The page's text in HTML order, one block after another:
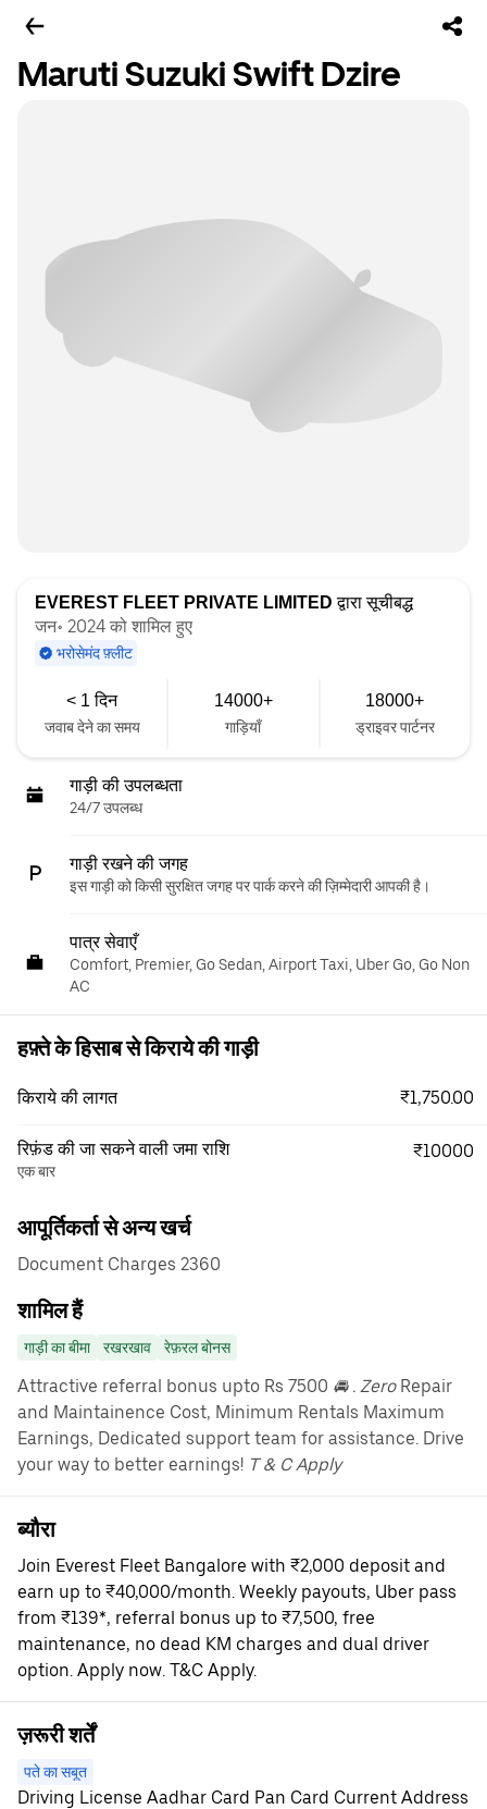
Maruti Suzuki Swift Dzire
EVEREST FLEET PRIVATE LIMITED द्वारा सूचीबद्ध
जन॰ 2024 को शामिल हुए
भरोसेमंद फ़्लीट
< 1 दिन
जवाब देने का समय
14000+
गाड़ियाँ
18000+
ड्राइवर पार्टनर
गाड़ी की उपलब्धता
24/7 उपलब्ध
गाड़ी रखने की जगह
इस गाड़ी को किसी सुरक्षित जगह पर पार्क करने की ज़िम्मेदारी आपकी है।
पात्र सेवाएँ
Comfort, Premier, Go Sedan, Airport Taxi, Uber Go, Go Non
AC
हफ़्ते के हिसाब से किराये की गाड़ी
किराये की लागत ₹1,750.00
रिफ़ंड की जा सकने वाली जमा राशि
एक बार
₹10000
आपूर्तिकर्ता से अन्य खर्च
Document Charges 2360
शामिल हैं
गाड़ी का बीमा रखरखाव रेफ़रल बोनस
Attractive referral bonus upto Rs 7500 🚘 . ZeroRepair
and Maintainence Cost, Minimum Rentals Maximum
Earnings, Dedicated support team for assistance. Drive
your way to better earnings! T & C Apply
ब्यौरा
Join Everest Fleet Bangalore with ₹2,000 deposit and
earn up to ₹40,000/month. Weekly payouts, Uber pass
from ₹139*, referral bonus up to ₹7,500, free
maintenance, no dead KM charges and dual driver
option. Apply now. T&C Apply.
ज़रूरी शर्तें
पते का सबूत
Driving License Aadhar Card Pan Card Current Address